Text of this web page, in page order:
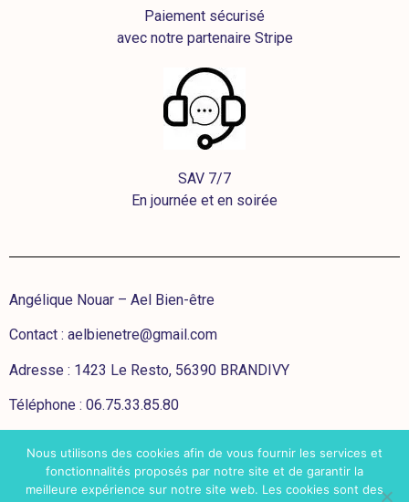
Paiement sécurisé
avec notre partenaire Stripe
SAV 7/7
En journée et en soirée
Angélique Nouar – Ael Bien-être
Contact : aelbienetre@gmail.com
Adresse : 1423 Le Resto, 56390 BRANDIVY
Téléphone : 06.75.33.85.80
CGV
Mentions légales
Nous utilisons des cookies afin de vous fournir les services et
fonctionnalités proposés par notre site et de garantir la
meilleure expérience sur notre site web. Les cookies sont des